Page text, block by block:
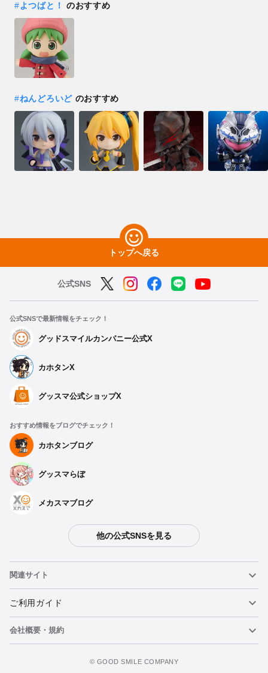
予約期間：2025年08月05日~2025年09月17日まで
2026年2月発売・お1人様3点まで
ねんどろいど 小岩井よつば - 2019年07月発売予定
#よつばと！ のおすすめ
#ねんどろいどのおすすめ
トップへ戻る
公式SNS
公式SNSで最新情報をチェック！
グッドスマイルカンパニー公式X
カホタンX
グッスマ公式ショップX
おすすめ情報をブログでチェック！
カホタンブログ
グッスマらぼ
メカスマブログ
他の公式SNSを見る
関連サイト
ねんどろいど
ねんどろいどフェイスメーカー
ご利用ガイド
重要なお知らせ
会社概要・規約
©️ GOOD SMILE COMPANY